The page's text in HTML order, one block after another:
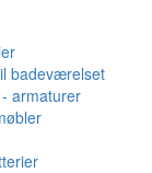
badeværelset
armaturer